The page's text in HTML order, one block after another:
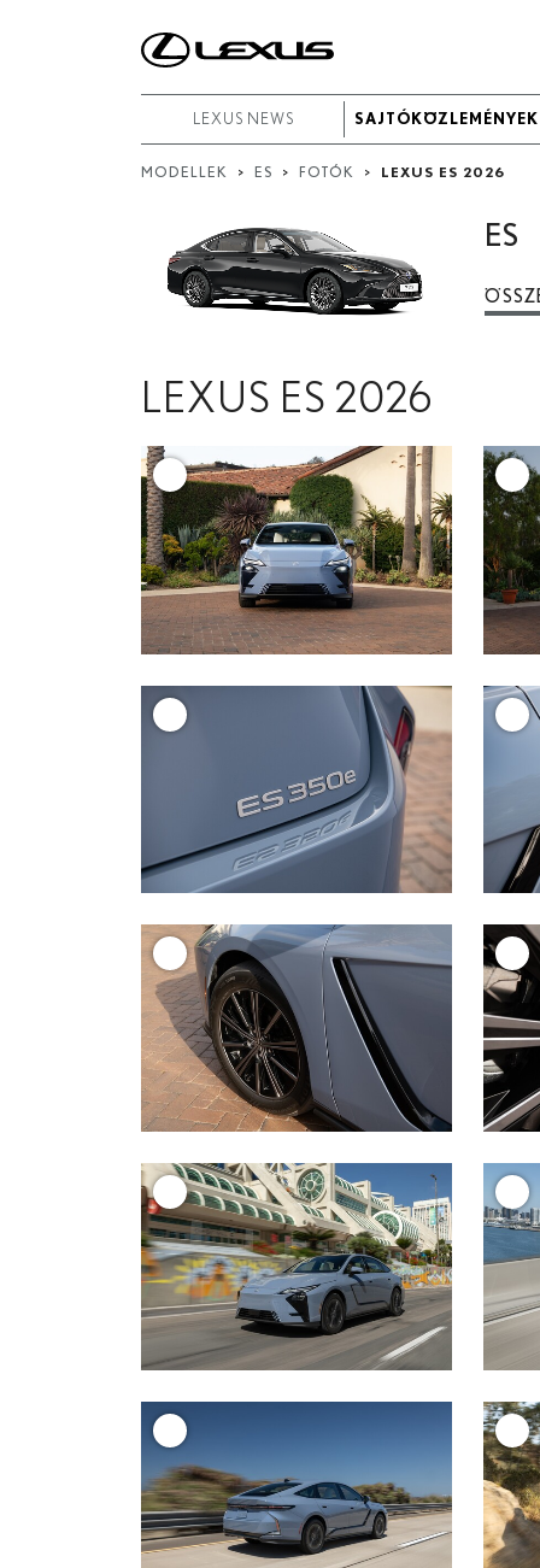
LEXUS NEWS SAJTÓKÖZLEMÉNYEK
LEXUS NEWS SAJTÓKÖZLEMÉNYEK
MODELLEK > ES > FOTÓK > LEXUS ES 2026
ES
LEXUS ES 2026
+ +
+ +
+ +
+ +
Keresés
alapján
Kezdő dátum